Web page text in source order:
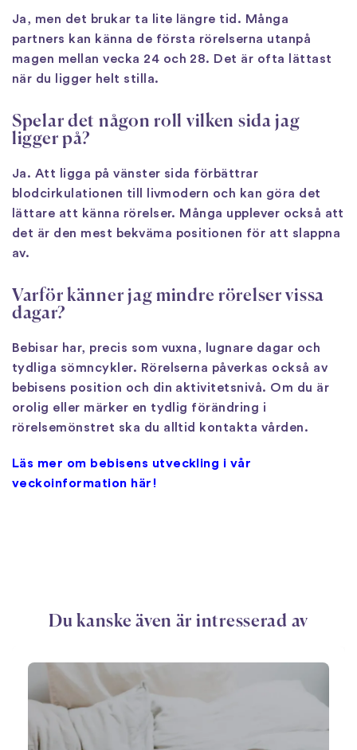
Ja, men det brukar ta lite längre tid. Många
partners kan känna de första rörelserna utanpå
magen mellan vecka 24 och 28. Det är ofta lättast
när du ligger helt stilla.
Spelar det någon roll vilken sida jag
ligger på?
Ja. Att ligga på vänster sida förbättrar
blodcirkulationen till livmodern och kan göra det
lättare att känna rörelser. Många upplever också att
det är den mest bekväma positionen för att slappna
av.
Varför känner jag mindre rörelser vissa
dagar?
Bebisar har, precis som vuxna, lugnare dagar och
tydliga sömncykler. Rörelserna påverkas också av
bebisens position och din aktivitetsnivå. Om du är
orolig eller märker en tydlig förändring i
rörelsemönstret ska du alltid kontakta vården.
Läs mer om bebisens utveckling i vår
veckoinformation här!
Du kanske även är intresserad av